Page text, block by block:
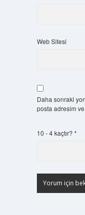
Web Sitesi
Daha sonraki
posta adresim
10 - 4 kaçtır? *